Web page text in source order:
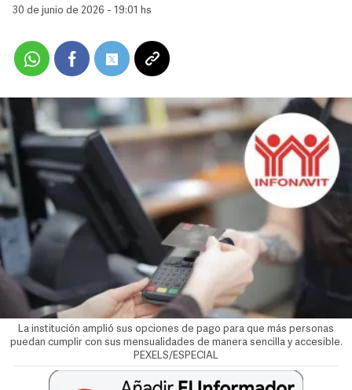
30 de junio de 2026 - 19:01 hs
La institución amplió sus opciones de pago para que más personas
puedan cumplir con sus mensualidades de manera sencilla y accesible.
PEXELS/ESPECIAL